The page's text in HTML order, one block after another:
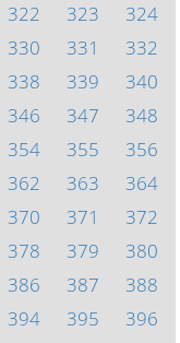
322 323
324
330 331
332
338 339
340
346 347
348
354 355
356
362 363
364
370 371
372
378 379
380
386 387
388
394 395
396